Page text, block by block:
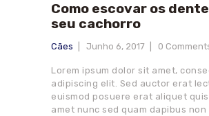
Como escovar os
seu cachorro
Cães Junho 6, 2017 0
Lorem ipsum dolor sit amet,
adipiscing elit. Sed auctor erat
euismod posuere erat aliquet
amet nunc sed quam dapibus